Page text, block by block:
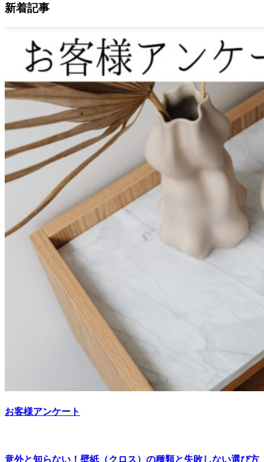
新着記事
お客様アンケート
意外と知らない！壁紙（クロス）の種類と失敗しない選び方